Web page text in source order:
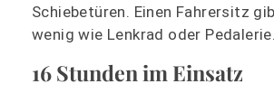
Schiebetüren. Einen Fahrersitz
wenig wie Lenkrad oder Pedalerie.
16 Stunden im Einsatz